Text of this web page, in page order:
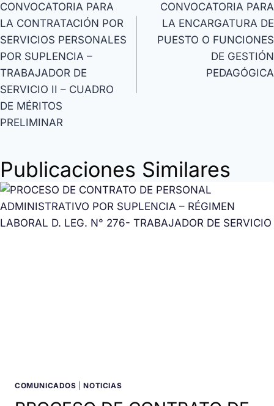
CONVOCATORIA PARA
LA CONTRATACIÓN POR
SERVICIOS PERSONALES
POR SUPLENCIA –
TRABAJADOR DE
SERVICIO II – CUADRO
DE MÉRITOS
PRELIMINAR
CONVOCATORIA PARA
LA ENCARGATURA DE
PUESTO O FUNCIONES
DE GESTIÓN
PEDAGÓGICA
Publicaciones Similares
COMUNICADOS |NOTICIAS